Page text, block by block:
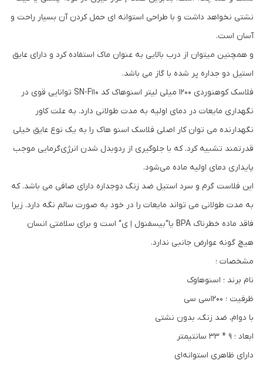
نشتی نخواهد داشت و با طراحی استوانه ای حمل کردن آن بسیار راحت و
آسان است.
و همچنین میتوان از درب بالایی به عنوان ماک استفاده کرد و دارای عایق
استیل دو جداره پر شده با گاز می باشد.
فلاسک کوهنوردی 1200 میلی لیتر اسنوهاک کد SN-F110 توانایی قوی در
نگهداری مایعات در دمای اولیه به مدت طولانی دارد. به علت کاور
نگهدارنده می توان کار اصلی فلاسک اسنو هاک را به یک نوع عایق خیلی
قدرتمند تشبیه کرد. که با جلوگیری از ردوبدل شدن انرژی‌گرمایی موجب
پایداری دمای اولیه ماده می‌شود.
این فلاست گرم و سرد استیل ضد زنگ دوجداره دارای صافی می باشد. که
به مدت طولانی می تواند مایعات را در خود به صورت سالم نگه دارد. زیرا
فاقد ماده خطرناک BPA یا“بیسفنول اِ ی“ است و برای سلامتی انسان
هیچ گونه عوارض جانبی ندارد.
مشخصات ؛
نام برند ؛ اسنوهاوک
ظرفیت ؛ ۱۲۰۰سی سی
با دوام، ضد زنگ، بدون نشتی
ابعاد ؛ 9 * 33 سانتیمتر
دارای ظاهری استوانه‌ای